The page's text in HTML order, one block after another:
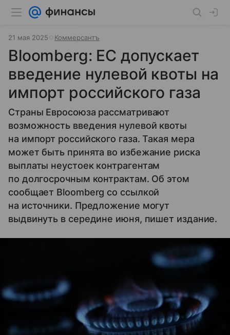
21 мая 2025 Коммерсантъ
Bloomberg: ЕС допускает
введение нулевой квоты на
импорт российского газа
Страны Евросоюза рассматривают
возможность введения нулевой квоты
на импорт российского газа. Такая мера
может быть принята во избежание риска
выплаты неустоек контрагентам
по долгосрочным контрактам. Об этом
сообщает Bloomberg со ссылкой
на источники. Предложение могут
выдвинуть в середине июня, пишет издание.